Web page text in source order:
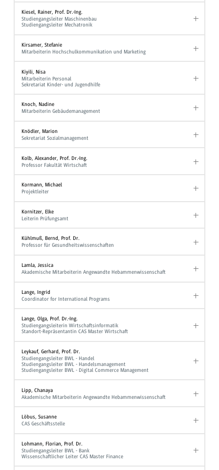
Kiesel, Rainer, Prof. Dr.-Ing.
Studiengangsleiter Maschinenbau
Studiengangsleiter Mechatronik
Kirsamer, Stefanie
Mitarbeiterin Hochschulkommunikation und Marketing
Kiyili, Nisa
Mitarbeiterin Personal
Sekretariat Kinder- und Jugendhilfe
Knoch, Nadine
Mitarbeiterin Gebäudemanagement
Knödler, Marion
Sekretariat Sozialmanagement
Kolb, Alexander, Prof. Dr.-Ing.
Professor Fakultät Wirtschaft
Kormann, Michael
Projektleiter
Kornitzer, Elke
Leiterin Prüfungsamt
Kühlmuß, Bernd, Prof. Dr.
Professor für Gesundheitswissenschaften
Lamla, Jessica
Akademische Mitarbeiterin Angewandte Hebammenwissenschaft
Lange, Ingrid
Coordinator for International Programs
Lange, Olga, Prof. Dr.-Ing.
Studiengangsleiterin Wirtschaftsinformatik
Standort-Repräsentantin CAS Master Wirtschaft
Leykauf, Gerhard, Prof. Dr.
Studiengangsleiter BWL - Handel
Studiengangsleiter BWL - Handelsmanagement
Studiengangsleiter BWL - Digital Commerce Management
Lipp, Chanaya
Akademische Mitarbeiterin Angewandte Hebammenwissenschaft
Löbus, Susanne
CAS Geschäftsstelle
Lohmann, Florian, Prof. Dr.
Studiengangsleiter BWL - Bank
Wissenschaftlicher Leiter CAS Master Finance